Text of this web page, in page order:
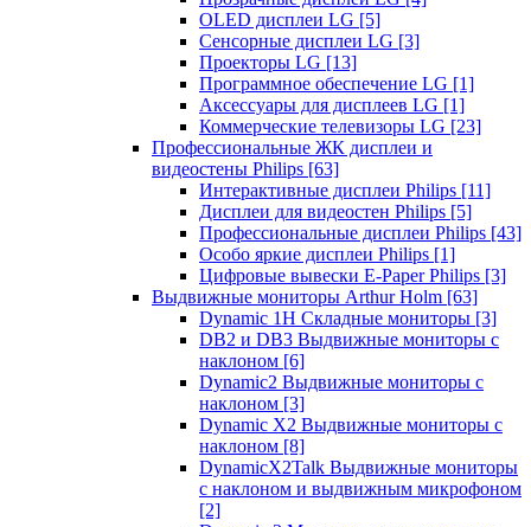
OLED дисплеи LG [5]
Сенсорные дисплеи LG [3]
Проекторы LG [13]
Программное обеспечение LG [1]
Аксессуары для дисплеев LG [1]
Коммерческие телевизоры LG [23]
Профессиональные ЖК дисплеи и
видеостены Philips [63]
Интерактивные дисплеи Philips [11]
Дисплеи для видеостен Philips [5]
Профессиональные дисплеи Philips [43]
Особо яркие дисплеи Philips [1]
Цифровые вывески E-Paper Philips [3]
Выдвижные мониторы Arthur Holm [63]
Dynamic 1Н Складные мониторы [3]
DB2 и DB3 Выдвижные мониторы с
наклоном [6]
Dynamic2 Выдвижные мониторы с
наклоном [3]
Dynamic X2 Выдвижные мониторы с
наклоном [8]
DynamicX2Talk Выдвижные мониторы
с наклоном и выдвижным микрофоном
[2]